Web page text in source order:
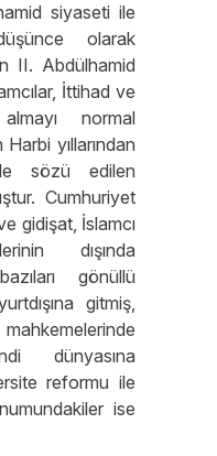
siyaseti ile
olarak
II. Abdülhamid
İttihad ve
normal
yıllarından
sözü edilen
Cumhuriyet
gidişat, İslamcı
dışında
gönüllü
gitmiş,
dünyasına
reformu ile
ise